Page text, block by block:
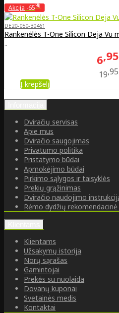
Akcija -65%
DE20-050-30461
Rankenėlės T-One Silicon Deja Vu
..
6 95
19 95
Į krepšelį
Dviračių servisas
Apie mus
Dviračio saugojimas
Privatumo politika
Pristatymo būdai
Apmokėjimo būdai
Pirkimo sąlygos ir taisyklės
Prekių grąžinimas
Dviračio naudojimo
Rėmo dydžių
Klientams
Užsakymų istorija
Norų sąrašas
Gamintojai
Prekės su nuolaida
Dovanų kuponai
Svetainės medis
Kontaktai